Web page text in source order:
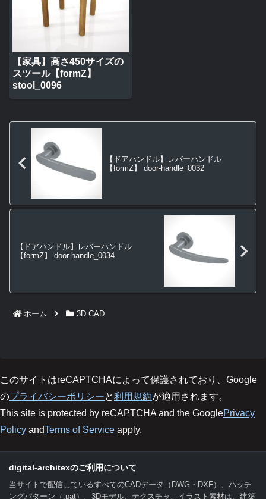
【家具】高さ450サイズの
スツール【formZ】
stool_0096
【ドアハンドル】レバーハンドル
【formZ】 door-handle_0032
【ドアハンドル】レバーハンドル
【formZ】 door-handle_0034
ホーム 3D CAD
このサイトはreCAPTCHAによって保護されており、Google
のプライバシーポリシーと利用規約が適用されます。
This site is protected by reCAPTCHA and the GooglePrivacy
Policy andTerms of Service apply.
digital-architexのご利用について
当サイトで配信しているすべてのCADデータ（DWG・DXF）、ハッチ
ングパターン（.pat）、3Dモデル、テクスチャ、イラスト素材は、建築